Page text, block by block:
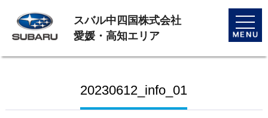
toggle
スバル中四国株式会社
愛媛・高知エリア
20230612_info_01